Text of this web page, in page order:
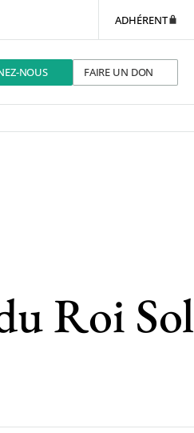
ADHÉRENT
NOUS FAIRE UN DON
Roi